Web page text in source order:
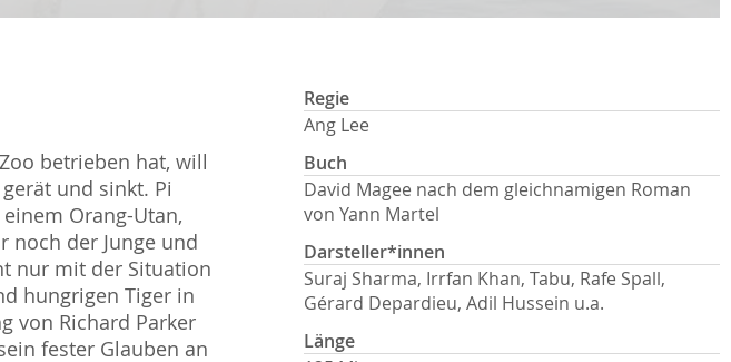
betrieben hat, will
und sinkt. Pi
Orang-Utan,
noch der Junge und
nur mit der Situation
hungrigen Tiger in
Richard Parker 
fester Glauben an
Regie
Ang Lee
Buch
David Magee nach dem gleichnamigen Roman
von Yann Martel
Darsteller*innen
Suraj Sharma, Irrfan Khan, Tabu, Rafe Spall,
Gérard Depardieu, Adil Hussein u.a.
Länge